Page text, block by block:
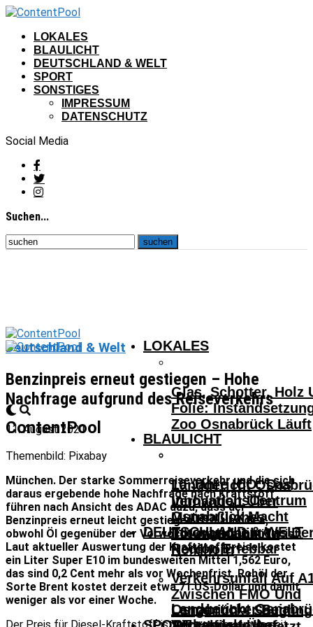
LOKALES
BLAULICHT
DEUTSCHLAND & WELT
SPORT
SONSTIGES
IMPRESSUM
DATENSCHUTZ
Social Media
Suchen...
ContentPool
LOKALES
Glas, Schotter, Holz
Folie:
Zoo Osnabrück Läuft
10 Jahre ICO: Das
InnovationsCentrum
Osnabrück Macht
Innovationen Aus
Region Erlebbar
Landgericht
BLAULICHT
Landgericht
Verhandelt Über
Mutmaßliches
Tötungsdelikt In
Nordhorn
Osnabrücker Beim
DEUTSCHLAND & WELT
Verkehrsunfall Auf
Zwischen FMO Und
Lengerich –
Deutschland & Welt
Benzinpreis erneut gestiegen – Hohe
Nachfrage aufgrund des Reiseverkehrs
11. August 2021
Themenbild: Pixabay
München. Der starke Sommerreiseverkehr und die sich
daraus ergebende hohe Nachfrage nach Kraftstoff
führen nach Ansicht des ADAC dazu, dass der
Benzinpreis erneut leicht gestiegen ist – und dies,
obwohl Öl gegenüber der Vorwoche etwas günstiger ist.
Laut aktueller Auswertung der Kraftstoffpreise kostet
ein Liter Super E10 im bundesweiten Mittel 1,562 Euro,
das sind 0,2 Cent mehr als vor Wochenfrist. Rohöl der
Sorte Brent kostet derzeit etwa 71 US-Dollar und damit
weniger als vor einer Woche.
Der Preis für Diesel-Kraftstoff ist hingegen erstmals seit